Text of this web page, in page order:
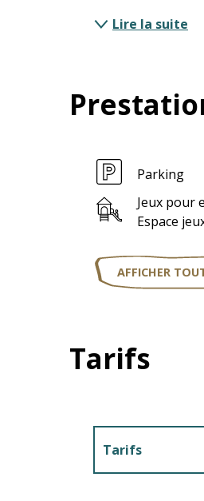
Lire la suite
Parking
Jeux pour
Espace
AFFICHER
Tarifs
Tarifs